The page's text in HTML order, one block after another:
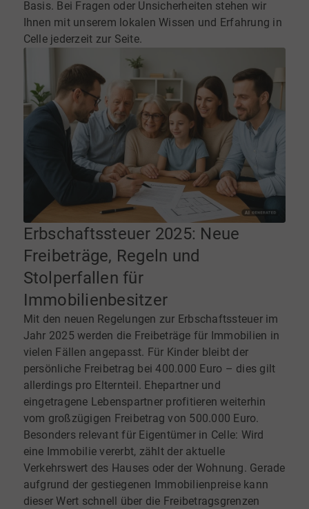
Basis. Bei Fragen oder Unsicherheiten stehen wir
Ihnen mit unserem lokalen Wissen und Erfahrung in
Celle jederzeit zur Seite.
Erbschaftssteuer 2025: Neue
Freibeträge, Regeln und
Stolperfallen für
Immobilienbesitzer
Mit den neuen Regelungen zur Erbschaftssteuer im
Jahr 2025 werden die Freibeträge für Immobilien in
vielen Fällen angepasst. Für Kinder bleibt der
persönliche Freibetrag bei 400.000 Euro – dies gilt
allerdings pro Elternteil. Ehepartner und
eingetragene Lebenspartner profitieren weiterhin
vom großzügigen Freibetrag von 500.000 Euro.
Besonders relevant für Eigentümer in Celle: Wird
eine Immobilie vererbt, zählt der aktuelle
Verkehrswert des Hauses oder der Wohnung. Gerade
aufgrund der gestiegenen Immobilienpreise kann
dieser Wert schnell über die Freibetragsgrenzen